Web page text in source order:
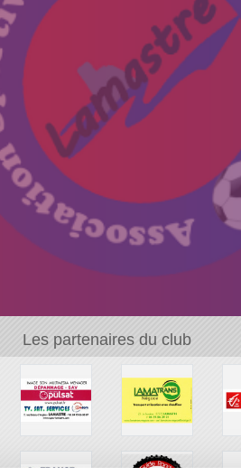
Les partenaires du club